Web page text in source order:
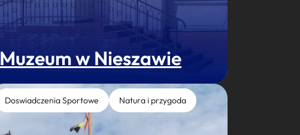
Muzeum w Nieszawie
Doswiadczenia Sportowe Natura i przygoda